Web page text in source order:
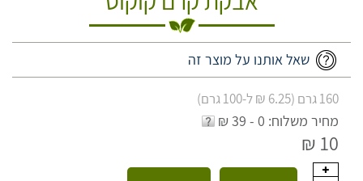
שאל אותנו על מוצר זה
160 גרם (6.25 ₪ ל-100 גרם)
מחיר משלוח: 0 - 39 ₪
10 ₪